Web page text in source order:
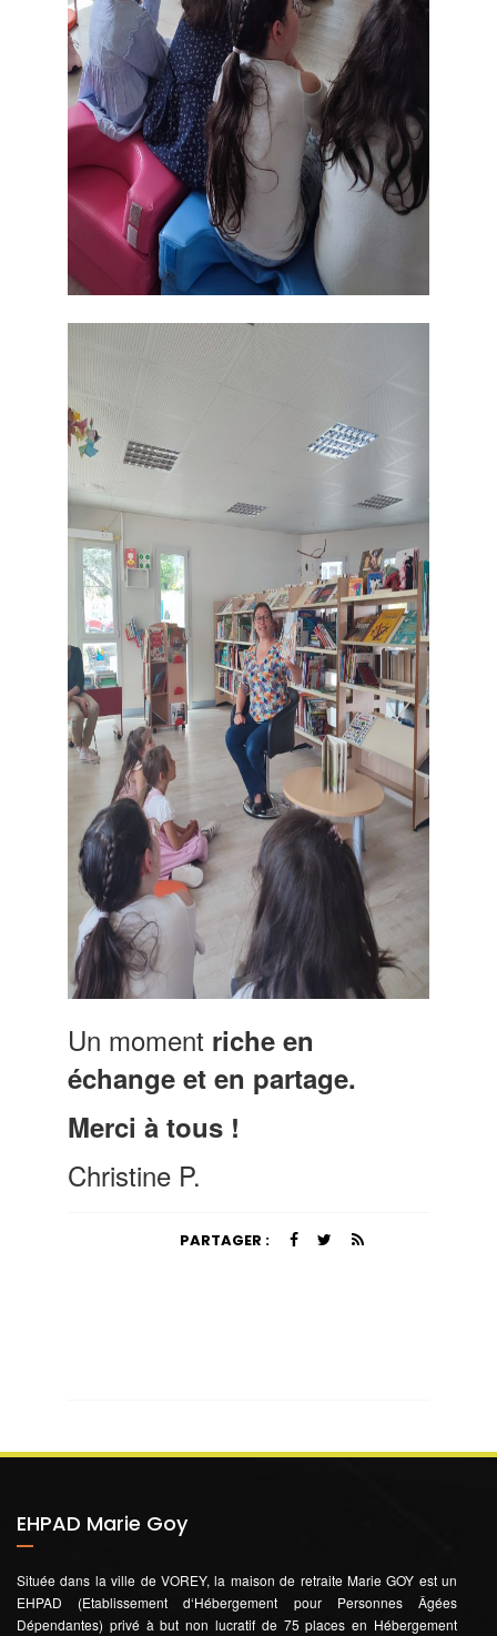
Un moment riche en
échange et en partage.
Merci à tous !
Christine P.
PARTAGER :
EHPAD Marie Goy
Située dans la ville de VOREY, la maison de retraite Marie GOY est un
EHPAD (Etablissement d‘Hébergement pour Personnes Âgées
Dépendantes) privé à but non lucratif de 75 places en Hébergement